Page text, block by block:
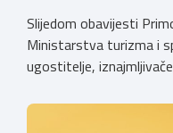
Slijedom obavijesti
Ministarstva turizma i
ugostitelje,
privremenih rješenja